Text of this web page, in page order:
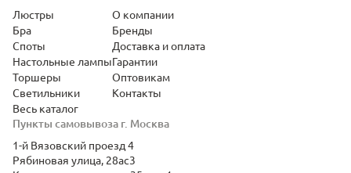
Пункты самовывоза г. Москва
1-й Вязовский проезд 4
Рябиновая улица, 28ас3
Люстры
Бра
Споты
Настольные лампы
Торшеры
Светильники
Весь каталог
О компании
Бренды
Доставка и оплата
Гарантии
Оптовикам
Контакты